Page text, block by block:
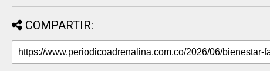
COMPARTIR: